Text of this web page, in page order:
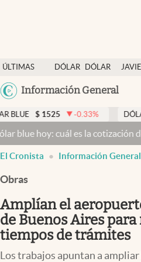
ÚLTIMAS
NOTICIAS
DÓLAR
DÓLAR
Información General
Dólar
Members
Economía y Política
Finanzas y Mercados
Mercados Online
Negocios
Columnistas
Otras secciones
Apertura
-0.33% DÓLAR TARJETA
cuál es la cotización del
El Cronista Información General
Obras
Amplían el
de Buenos Aires
tiempos de trámites
Los trabajos apuntan a